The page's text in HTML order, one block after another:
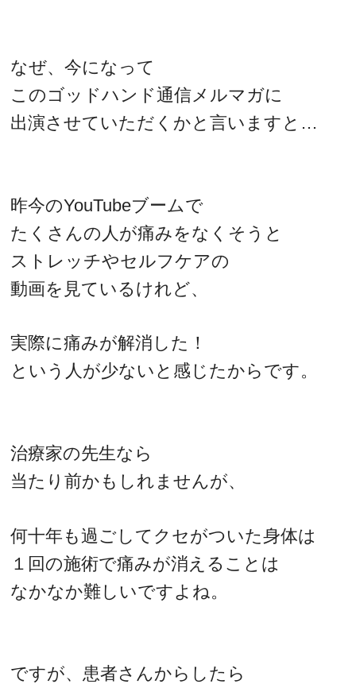
なぜ、今になって
このゴッドハンド通信メルマガに
出演させていただくかと言いますと…
昨今のYouTubeブームで
たくさんの人が痛みをなくそうと
ストレッチやセルフケアの
動画を見ているけれど、
実際に痛みが解消した！
という人が少ないと感じたからです。
治療家の先生なら
当たり前かもしれませんが、
何十年も過ごしてクセがついた身体は
１回の施術で痛みが消えることは
なかなか難しいですよね。
ですが、患者さんからしたら